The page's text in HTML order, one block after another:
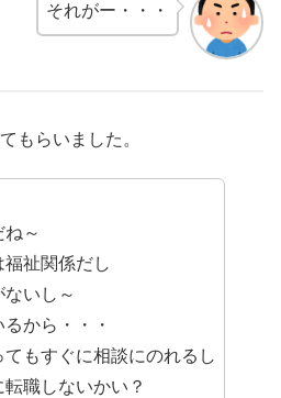
それがー・・・
もらいました。
～
福祉関係だし
いし～
から・・・
てもすぐに相談にのれるし
転職しないかい？